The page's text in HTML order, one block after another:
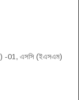
-01, এসসি (ইএসএম)